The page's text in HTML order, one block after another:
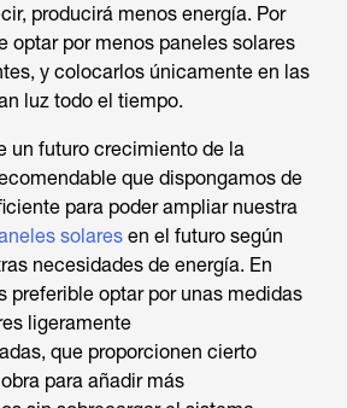
producirá menos energía. Por
optar por menos paneles solares
y colocarlos únicamente en las
luz todo el tiempo.
un futuro crecimiento de la
que dispongamos de
para poder ampliar nuestra
solares en el futuro según
necesidades de energía. En
preferible optar por unas medidas
ligeramente
que proporcionen cierto
para añadir más